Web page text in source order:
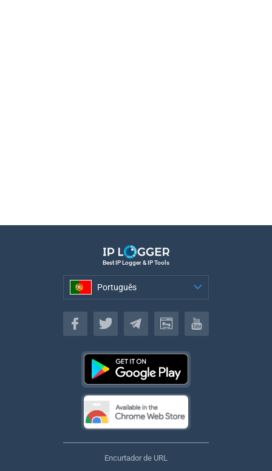
Best IP Logger & IP Tools
Português
Português
Encurtador de URL